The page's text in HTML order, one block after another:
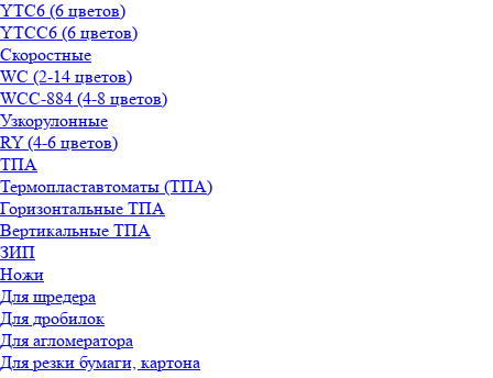
YТС6 (6 цветов)
YТСC6 (6 цветов)
Скоростные
WС (2-14 цветов)
WСС-884 (4-8 цветов)
Узкорулонные
RY (4-6 цветов)
ТПА
Термопластавтоматы (ТПА)
Горизонтальные ТПА
Вертикальные ТПА
ЗИП
Ножи
Для шредера
Для дробилок
Для агломератора
Для резки бумаги, картона